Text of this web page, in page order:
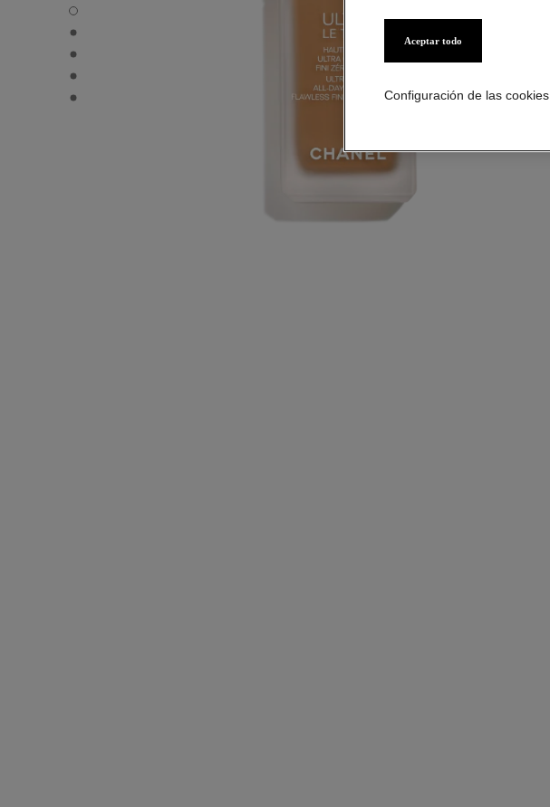
ULTRA LE TEINT FLUIDE - Vista por defecto
ULTRA LE TEINT FLUIDE - Vista alternativa 1
ULTRA LE TEINT FLUIDE - Vista de la textura básica
ULTRA LE TEINT FLUIDE - product.packShot.APPLICATION_VISUAL_1
ULTRA LE TEINT FLUIDE - product.packShot.APPLICATION_VISUAL_2
Aceptar todo
Configuración de las cookies